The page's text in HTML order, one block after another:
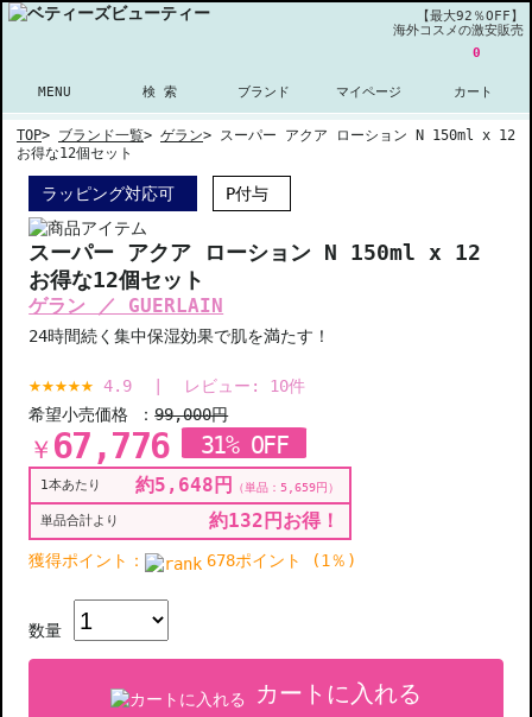
【最大92％OFF】
海外コスメの激安販売
MENU 検 索 ブランド マイページ
0
カート
TOP> ブランド一覧> ゲラン> スーパー アクア ローション N 150ml x 12
お得な12個セット
ラッピング対応可 P付与
スーパー アクア ローション N 150ml x 12
お得な12個セット
ゲラン ／ GUERLAIN
24時間続く集中保湿効果で肌を満たす！
4.9 レビュー: 10件
希望小売価格 ：99,000円
￥ 67,776 31% OFF
1本あたり 約5,648円 （単品：5,659円）
単品合計より 約132円お得！
獲得ポイント： 678ポイント (1％)
数量
カートに入れる